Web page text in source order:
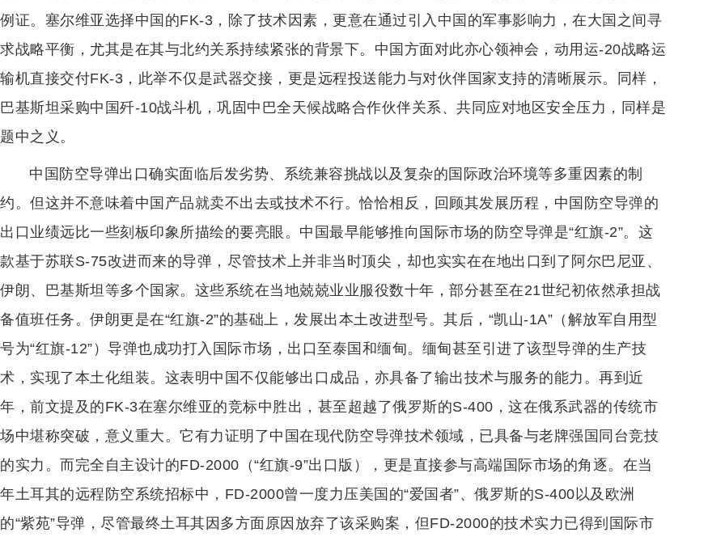
例证。塞尔维亚选择中国的FK-3，除了技术因素，更意在通过引入中国的军事影响力，在大国之间寻
求战略平衡，尤其是在其与北约关系持续紧张的背景下。中国方面对此亦心领神会，动用运-20战略运
输机直接交付FK-3，此举不仅是武器交接，更是远程投送能力与对伙伴国家支持的清晰展示。同样，
巴基斯坦采购中国歼-10战斗机，巩固中巴全天候战略合作伙伴关系、共同应对地区安全压力，同样是
题中之义。
中国防空导弹出口确实面临后发劣势、系统兼容挑战以及复杂的国际政治环境等多重因素的制
约。但这并不意味着中国产品就卖不出去或技术不行。恰恰相反，回顾其发展历程，中国防空导弹的
出口业绩远比一些刻板印象所描绘的要亮眼。中国最早能够推向国际市场的防空导弹是“红旗-2”。这
款基于苏联S-75改进而来的导弹，尽管技术上并非当时顶尖，却也实实在在地出口到了阿尔巴尼亚、
伊朗、巴基斯坦等多个国家。这些系统在当地兢兢业业服役数十年，部分甚至在21世纪初依然承担战
备值班任务。伊朗更是在“红旗-2”的基础上，发展出本土改进型号。其后，“凯山-1A”（解放军自用型
号为“红旗-12”）导弹也成功打入国际市场，出口至泰国和缅甸。缅甸甚至引进了该型导弹的生产技
术，实现了本土化组装。这表明中国不仅能够出口成品，亦具备了输出技术与服务的能力。再到近
年，前文提及的FK-3在塞尔维亚的竞标中胜出，甚至超越了俄罗斯的S-400，这在俄系武器的传统市
场中堪称突破，意义重大。它有力证明了中国在现代防空导弹技术领域，已具备与老牌强国同台竞技
的实力。而完全自主设计的FD-2000（“红旗-9”出口版），更是直接参与高端国际市场的角逐。在当
年土耳其的远程防空系统招标中，FD-2000曾一度力压美国的“爱国者”、俄罗斯的S-400以及欧洲
的“紫苑”导弹，尽管最终土耳其因多方面原因放弃了该采购案，但FD-2000的技术实力已得到国际市